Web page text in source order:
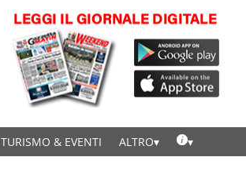
TURISMO & EVENTI ALTRO